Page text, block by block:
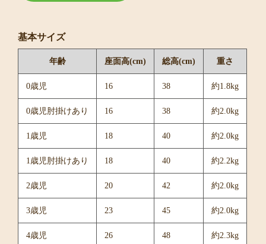
基本サイズ
年齢 座面高(cm) 総高(cm) 重さ
0歳児 16 38 約1.8kg
0歳児肘掛けあり 16 38 約2.0kg
1歳児 18 40 約2.0kg
1歳児肘掛けあり 18 40 約2.2kg
2歳児 20 42 約2.0kg
3歳児 23 45 約2.0kg
4歳児 26 48 約2.3kg